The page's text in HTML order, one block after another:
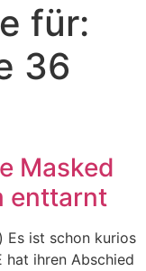
für:
36
Masked
enttarnt
Es ist schon kurios
hat ihren Abschied